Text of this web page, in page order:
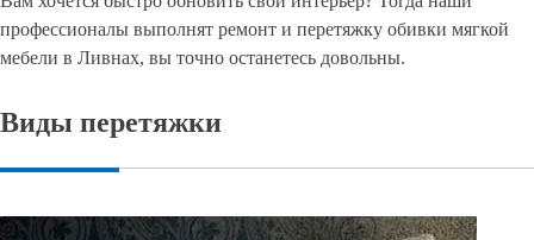
профессионалы выполнят ремонт и перетяжку обивки мягкой
мебели в Ливнах, вы точно останетесь довольны.
Виды перетяжки